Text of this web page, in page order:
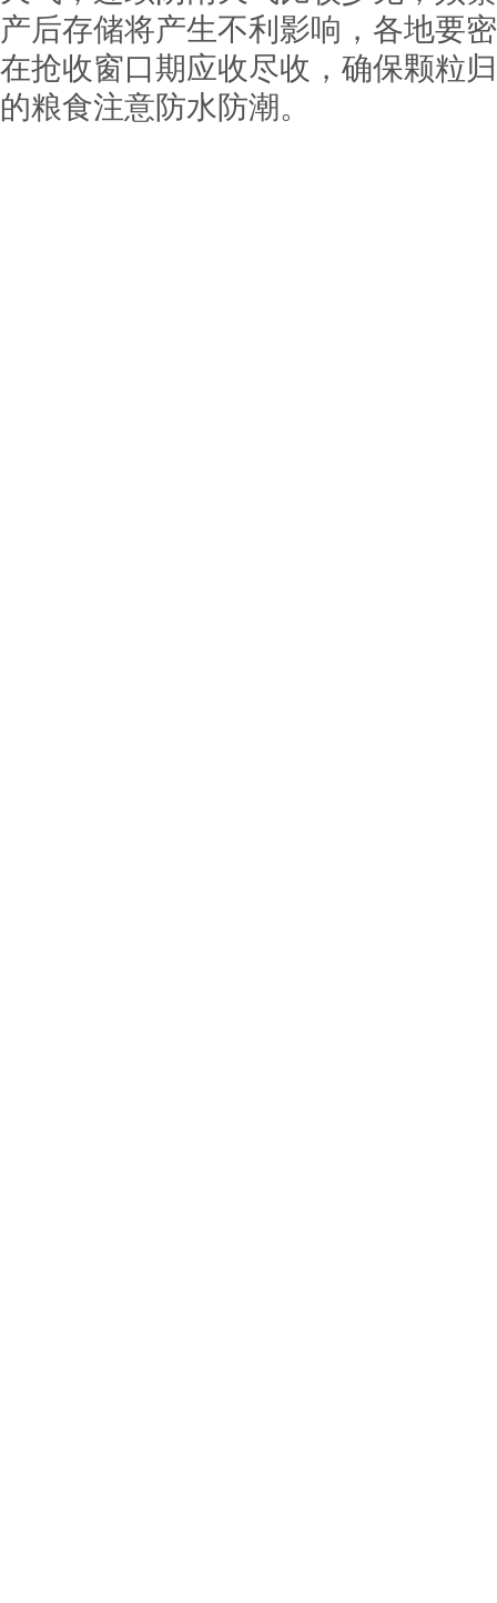
产后存储将产生不利影响，各地要
在抢收窗口期应收尽收，确保颗粒
的粮食注意防水防潮。